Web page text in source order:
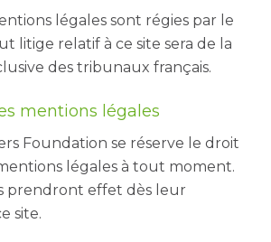
légales sont régies par le
litige relatif à ce site sera de la
des tribunaux français.
mentions légales
Foundation se réserve le droit
légales à tout moment.
prendront effet dès leur
site.